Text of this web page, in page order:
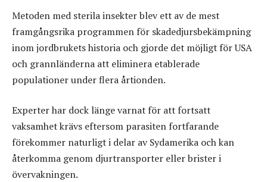
Metoden med sterila insekter blev ett av de mest
framgångsrika programmen för skadedjursbekämpning
inom jordbrukets historia och gjorde det möjligt för USA
och grannländerna att eliminera etablerade
populationer under flera årtionden.
Experter har dock länge varnat för att fortsatt
vaksamhet krävs eftersom parasiten fortfarande
förekommer naturligt i delar av Sydamerika och kan
återkomma genom djurtransporter eller brister i
övervakningen.